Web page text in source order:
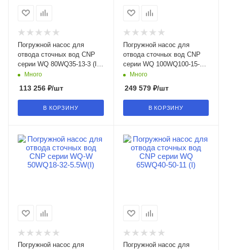
Погружной насос для
отвода сточных вод CNP
серии WQ 80WQ35-13-3 (I)
в Воронеже
Много
113 256 ₽/шт
В КОРЗИНУ
Погружной насос для
отвода сточных вод CNP
серии WQ 100WQ100-15-7.5
(I) в Воронеже
Много
249 579₽/шт
В КОРЗИНУ
Погружной насос для
Погружной насос для